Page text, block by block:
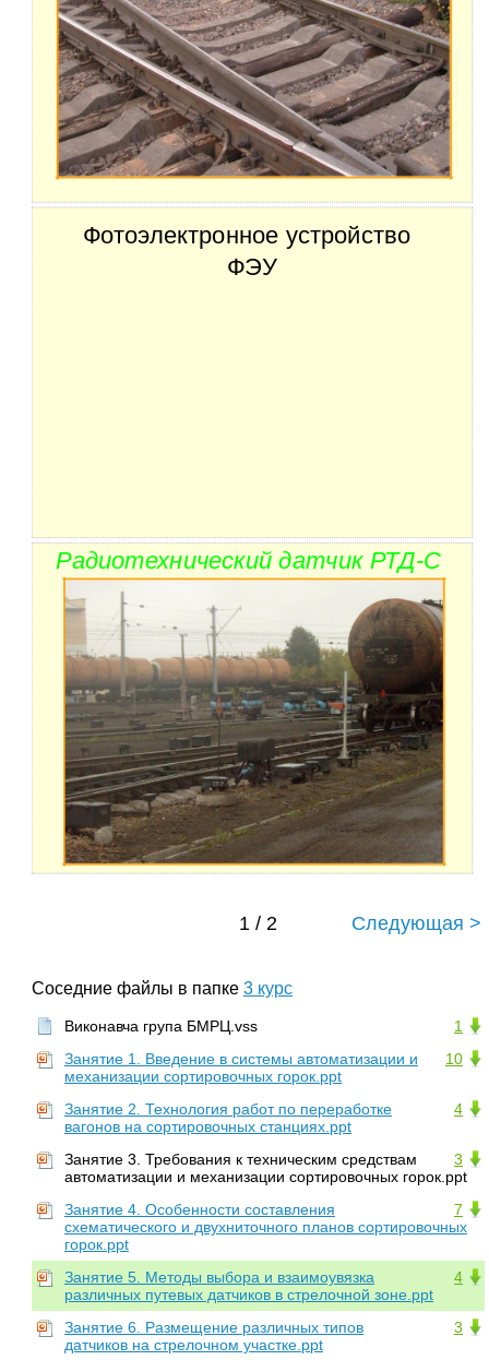
Фотоэлектронное устройство
ФЭУ
Радиотехнический датчик РТД-С
1 / 2 Следующая >
Соседние файлы в папке 3 курс
1
Виконавча група БМРЦ.vss
10
Занятие 1. Введение в системы автоматизации и
механизации сортировочных горок.ppt
4
Занятие 2. Технология работ по переработке
вагонов на сортировочных станциях.ppt
3
Занятие 3. Требования к техническим средствам
автоматизации и механизации сортировочных горок.ppt
7
Занятие 4. Особенности составления
схематического и двухниточного планов сортировочных
горок.ppt
4
Занятие 5. Методы выбора и взаимоувязка
различных путевых датчиков в стрелочной зоне.ppt
3
Занятие 6. Размещение различных типов
датчиков на стрелочном участке.ppt